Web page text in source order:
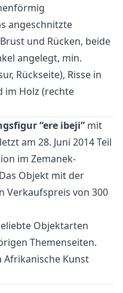
angeschnitzte
und Rücken, beide
angelegt, min.
Rückseite), Risse in
im Holz (rechte
“ere ibeji” mit
am 28. Juni 2014 Teil
im Zemanek-
Objekt mit der
Verkaufspreis von 300
Objektarten
Themenseiten.
Afrikanische Kunst